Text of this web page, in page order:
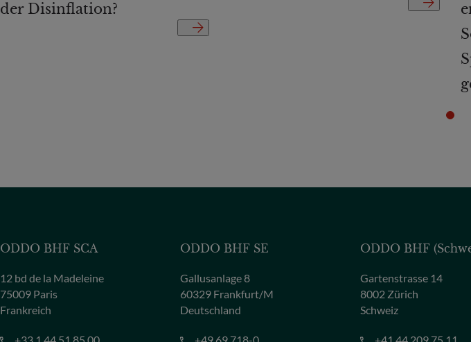
der Disinflation?
ODDO BHF SCA
12 bd de la Madeleine
75009 Paris
Frankreich
ODDO BHF SE
Gallusanlage 8
60329 Frankfurt/M
Deutschland
ODDO BHF
Gartenstrasse 14
8002 Zürich
Schweiz